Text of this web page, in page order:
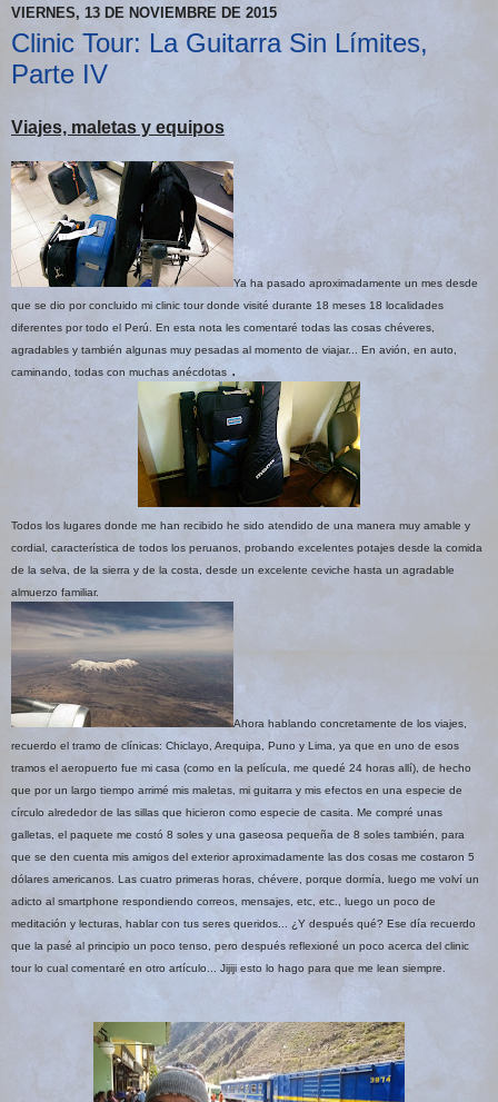
VIERNES, 13 DE NOVIEMBRE DE 2015
Clinic Tour: La Guitarra Sin Límites,
Parte IV
Viajes, maletas y equipos
Ya ha pasado aproximadamente un mes desde
que se dio por concluido mi clinic tour donde visité durante 18 meses 18 localidades
diferentes por todo el Perú. En esta nota les comentaré todas las cosas chéveres,
agradables y también algunas muy pesadas al momento de viajar... En avión, en auto,
caminando, todas con muchas anécdotas .
Todos los lugares donde me han recibido he sido atendido de una manera muy amable y
cordial, característica de todos los peruanos, probando excelentes potajes desde la comida
de la selva, de la sierra y de la costa, desde un excelente ceviche hasta un agradable
almuerzo familiar.
Ahora hablando concretamente de los viajes,
recuerdo el tramo de clínicas: Chiclayo, Arequipa, Puno y Lima, ya que en uno de esos
tramos el aeropuerto fue mi casa (como en la película, me quedé 24 horas allí), de hecho
que por un largo tiempo arrimé mis maletas, mi guitarra y mis efectos en una especie de
círculo alrededor de las sillas que hicieron como especie de casita. Me compré unas
galletas, el paquete me costó 8 soles y una gaseosa pequeña de 8 soles también, para
que se den cuenta mis amigos del exterior aproximadamente las dos cosas me costaron 5
dólares americanos. Las cuatro primeras horas, chévere, porque dormía, luego me volví un
adicto al smartphone respondiendo correos, mensajes, etc, etc., luego un poco de
meditación y lecturas, hablar con tus seres queridos... ¿Y después qué? Ese día recuerdo
que la pasé al principio un poco tenso, pero después reflexioné un poco acerca del clinic
tour lo cual comentaré en otro artículo... Jijiji esto lo hago para que me lean siempre.